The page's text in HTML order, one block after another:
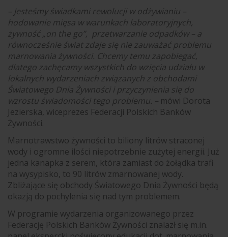
– Jesteśmy świadkami rewolucji w odżywianiu –
hodowanie mięsa w warunkach laboratoryjnych,
żywność „on the go”, przetwarzanie odpadków – a
równocześnie świat zdaje się nie zauważać problemu
marnowania żywności. Chcemy temu zapobiegać,
dlatego zachęcamy wszystkich do wzięcia udziału w
lokalnych wydarzeniach związanych z obchodami
Światowego Dnia Żywności i przyczynienia się do
wzrostu świadomości tego problemu. – mówi Dorota
Jezierska, wiceprezes Federacji Polskich Banków
Żywności.
Marnotrawstwo żywności to biliony litrów straconej
wody i ogromne ilości niepotrzebnie zużytej energii. Już
jedna kanapka z serem, która zamiast do żołądka trafi
na wysypisko, to 90 litrów zmarnowanej wody.
Zbliżające się obchody Światowego Dnia Żywności będą
okazją do pochylenia się nad tym problemem.
W programie wydarzenia organizowanego przez
Federację Polskich Banków Żywności znalazł się m.in.